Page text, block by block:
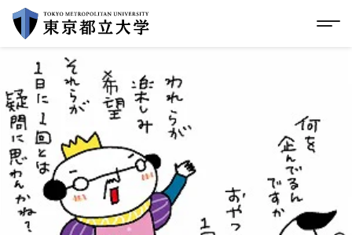
ン
テ
ン
ツ
に
ス
キ
グローバルメニューにスキップ メ